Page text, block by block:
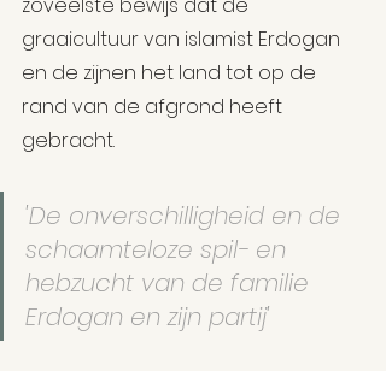
graaicultuur van islamist Erdogan
en de zijnen het land tot op de
rand van de afgrond heeft
gebracht.
'De onverschilligheid en de
schaamteloze spil- en
hebzucht van de familie
Erdogan en zijn partij'